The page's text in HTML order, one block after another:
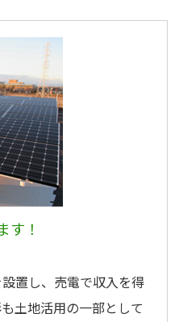
す！
置し、売電で収入を得
土地活用の一部として